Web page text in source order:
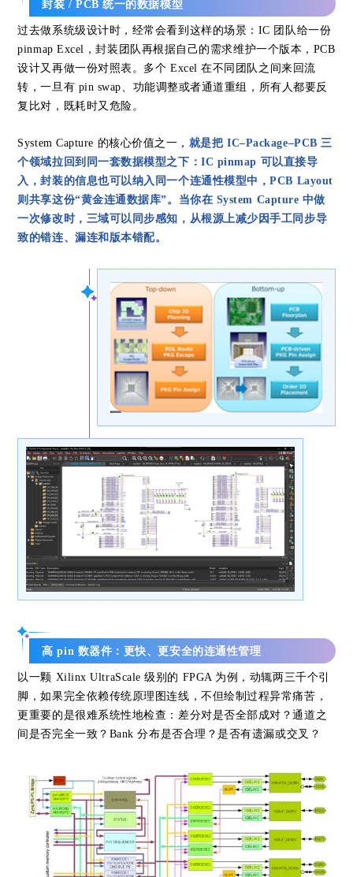
封装 / PCB 统一的数据模型
过去做系统级设计时，经常会看到这样的场景：IC 团队给一份
pinmap Excel，封装团队再根据自己的需求维护一个版本，PCB
设计又再做一份对照表。多个 Excel 在不同团队之间来回流
转，一旦有 pin swap、功能调整或者通道重组，所有人都要反
复比对，既耗时又危险。
System Capture 的核心价值之一， 就是把 IC–Package–PCB 三
个领域拉回到同一套数据模型之下：IC pinmap 可以直接导
入，封装的信息也可以纳入同一个连通性模型中，PCB Layout
则共享这份“黄金连通数据库”。当你在 System Capture 中做
一次修改时，三域可以同步感知，从根源上减少因手工同步导
致的错连、漏连和版本错配。
高 pin 数器件：更快、更安全的连通性管理
以一颗 Xilinx UltraScale 级别的 FPGA 为例，动辄两三千个引
脚，如果完全依赖传统原理图连线，不但绘制过程异常痛苦，
更重要的是很难系统性地检查：差分对是否全部成对？通道之
间是否完全一致？Bank 分布是否合理？是否有遗漏或交叉？